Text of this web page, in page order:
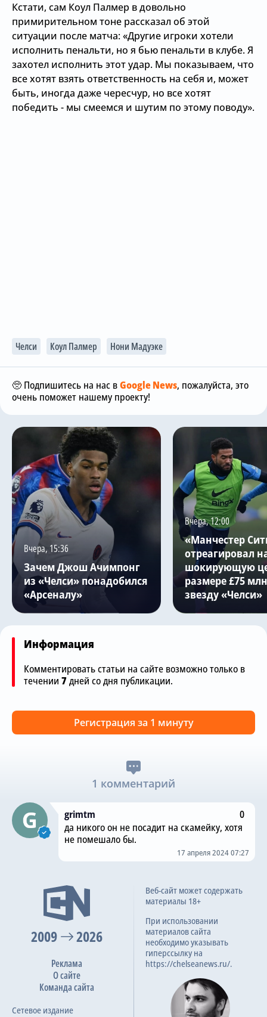
Кстати, сам Коул Палмер в довольно
примирительном тоне рассказал об этой
ситуации после матча: «Другие игроки хотели
исполнить пенальти, но я бью пенальти в клубе. Я
захотел исполнить этот удар. Мы показываем, что
все хотят взять ответственность на себя и, может
быть, иногда даже чересчур, но все хотят
победить - мы смеемся и шутим по этому поводу».
Челси Коул Палмер Нони Мадуэке
🥺 Подпишитесь на нас вGoogle News, пожалуйста, это
очень поможет нашему проекту!
Вчера, 15:36
Зачем Джош Ачимпонг
из «Челси» понадобился
«Арсеналу»
Вчера, 12:00
«Манчестер
отреагировал
шокирующую
размере £75
звезду «Челси»
Информация
Комментировать статьи на сайте возможно только в
течении 7дней со дня публикации.
Регистрация за 1 минуту
1 комментарий
grimtm
0
да никого он не посадит на скамейку, хотя
не помешало бы.
17 апреля 2024 07:27
2009 2026
Реклама
О сайте
Команда сайта
Сетевое издание
Веб-сайт может содержать
материалы 18+
При использовании
материалов сайта
необходимо указывать
гиперссылку на
https://chelseanews.ru/.